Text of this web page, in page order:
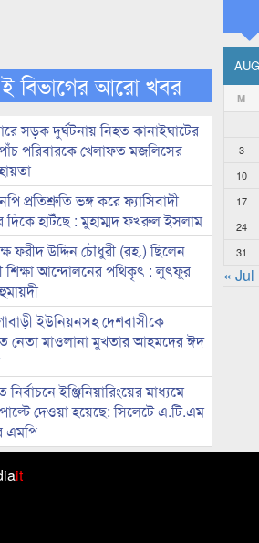
বিভাগের আরো খবর
সড়ক দুর্ঘটনায় নিহত কানাইঘাটের
পাঁচ পরিবারকে খেলাফত মজলিসের
প্রতিশ্রুতি ভঙ্গ করে ফ্যাসিবাদী
দিকে হাটঁছে : মুহাম্মদ ফখরুল ইসলাম
ফরীদ উদ্দিন চৌধুরী (রহ.) ছিলেন
শিক্ষা আন্দোলনের পথিকৃৎ : লুৎফুর
ইউনিয়নসহ দেশবাসীকে
নেতা মাওলানা মুখতার আহমদের ঈদ
ইঞ্জিনিয়ারিংয়ের মাধ্যমে
দেওয়া হয়েছে: সিলেটে এ.টি.এম
এমপি
M
3
10
17
24
31
« Jul
it